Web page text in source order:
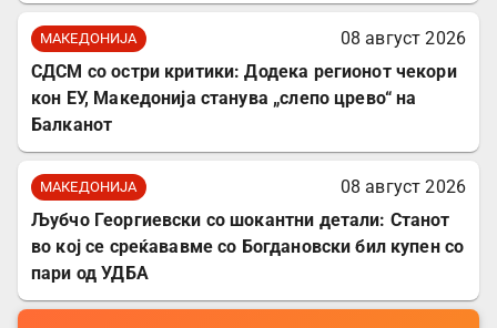
МАКЕДОНИЈА
08 август 2026
СДСМ со остри критики: Додека регионот чекори
кон ЕУ, Македонија станува „слепо црево“ на
Балканот
МАКЕДОНИЈА
08 август 2026
Љубчо Георгиевски со шокантни детали: Станот
во кој се среќававме со Богдановски бил купен со
пари од УДБА